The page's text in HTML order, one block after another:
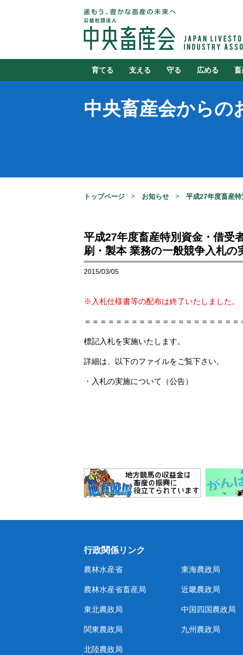
育てる 支える 守る 広める 畜
中央畜産会からの
トップページ お知らせ 平成27年度畜産
平成27年度畜産特別資金・借受
刷・製本 業務の一般競争入札の
2015/03/05
※入札仕様書等の配布は終了いたしました。
＝＝＝＝＝＝＝＝＝＝＝＝＝＝＝＝＝＝＝＝
標記入札を実施いたします。
詳細は、以下のファイルをご覧下さい。
・入札の実施について（公告）
行政関係リンク
農林水産省
農林水産省畜産局
東北農政局
関東農政局
北陸農政局
東海農政局
近畿農政局
中国四国農政局
九州農政局